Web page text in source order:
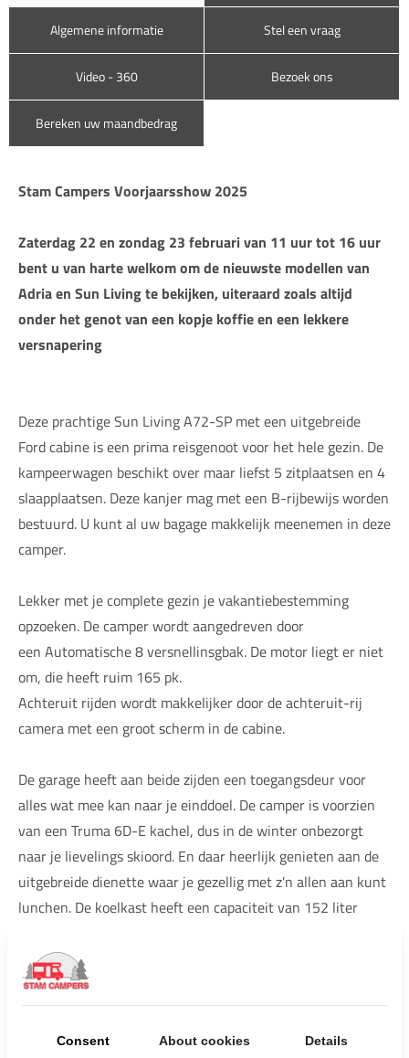
Algemene informatie Stel een vraag
Video - 360 Bezoek ons
Bereken uw maandbedrag
Stam Campers Voorjaarsshow 2025
Zaterdag 22 en zondag 23 februari van 11 uur tot 16 uur
bent u van harte welkom om de nieuwste modellen van
Adria en Sun Living te bekijken, uiteraard zoals altijd
onder het genot van een kopje koffie en een lekkere
versnapering
Deze prachtige Sun Living A72-SP met een uitgebreide
Ford cabine is een prima reisgenoot voor het hele gezin. De
kampeerwagen beschikt over maar liefst 5 zitplaatsen en 4
slaapplaatsen. Deze kanjer mag met een B-rijbewijs worden
bestuurd. U kunt al uw bagage makkelijk meenemen in deze
camper.
Lekker met je complete gezin je vakantiebestemming
opzoeken. De camper wordt aangedreven door
een Automatische 8 versnellinsgbak. De motor liegt er niet
om, die heeft ruim 165 pk.
Achteruit rijden wordt makkelijker door de achteruit-rij
camera met een groot scherm in de cabine.
De garage heeft aan beide zijden een toegangsdeur voor
alles wat mee kan naar je einddoel. De camper is voorzien
van een Truma 6D-E kachel, dus in de winter onbezorgt
naar je lievelings skioord. En daar heerlijk genieten aan de
uitgebreide dienette waar je gezellig met z'n allen aan kunt
lunchen. De koelkast heeft een capaciteit van 152 liter
Achter in de camper en boven de cabine is een groot
tweepersoons bed waar je eenvoudig van je rust te
genieten.Consent About cookies Details